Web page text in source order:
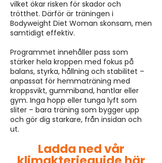
vilket ökar risken för skador och
trötthet. Därför är träningen i
Bodyweight Diet Woman skonsam, men
samtidigt effektiv.
Programmet innehåller pass som
stärker hela kroppen med fokus på
balans, styrka, hållning och stabilitet –
anpassat för hemmaträning med
kroppsvikt, gummiband, hantlar eller
gym. Inga hopp eller tunga lyft som
sliter – bara träning som bygger upp
och gör dig starkare, från insidan och
ut.
Ladda ned vår